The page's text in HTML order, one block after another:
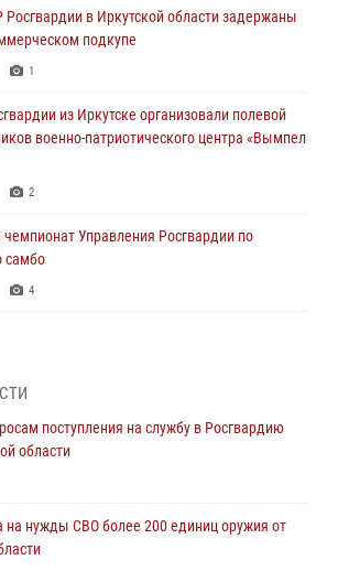
в Иркутской области задержаны
подкупе
1
из Иркутске организовали полевой
военно-патриотического центра «Вымпел
2
чемпионат Управления Росгвардии по
самбо
4
3
загоревшийся автомобиль в Иркутске
войск в Иркутской области
поступления на службу в Росгвардию
области
на нужды СВО более 200 единиц оружия от